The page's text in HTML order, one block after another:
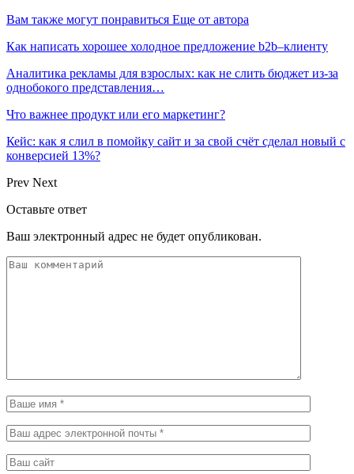
Вам также могут понравиться Еще от автора
Как написать хорошее холодное предложение b2b–клиенту
Аналитика рекламы для взрослых: как не слить бюджет из-за
однобокого представления…
Что важнее продукт или его маркетинг?
Кейс: как я слил в помойку сайт и за свой счёт сделал новый с
конверсией 13%?
Prev Next
Оставьте ответ
Ваш электронный адрес не будет опубликован.